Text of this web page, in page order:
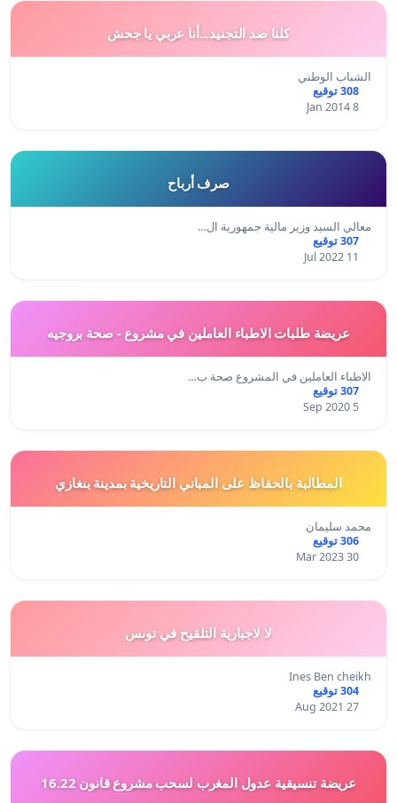
كلنا ضد التجنيد...أنا عربي يا جحش
الشباب الوطني
308 توقيع
8 Jan 2014
صرف أرباح
معالي السيد وزير مالية جمهورية ال…
307 توقيع
11 Jul 2022
عريضة طلبات الاطباء العاملين في مشروع - صحة بروجيه
الاطباء العاملين في المشروع صحة ب…
307 توقيع
5 Sep 2020
المطالبة بالحفاظ على المباني التاريخية بمدينة بنغازي
محمد سليمان
306 توقيع
30 Mar 2023
لا لاجبارية التلقيح في تونس
Ines Ben cheikh
304 توقيع
27 Aug 2021
عريضة تنسيقية عدول المغرب لسحب مشروع قانون 16.22